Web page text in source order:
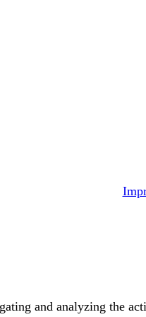
and analyzing the